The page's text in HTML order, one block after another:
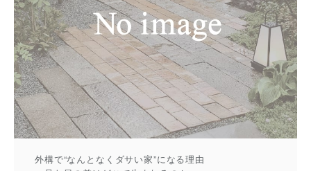
外構で“なんとなくダサい家”になる理由